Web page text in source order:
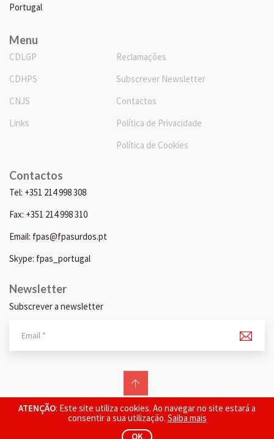
ATENÇÃO: Este site utiliza cookies. Ao navegar no site estará a
consentir a sua utilização. Saiba mais
OK
Portugal
Menu
CDLGP
CDHPS
CNJS
Links
Reclamações
Subscrever Newsletter
Contactos
Política de Privacidade
Política de Cookies
Contactos
Tel: +351 214 998 308
Fax: +351 214 998 310
Email: fpas@fpasurdos.pt
Skype: fpas_portugal
Newsletter
Subscrever a newsletter
© 2026 FPAS. Todos os direitos reservados.